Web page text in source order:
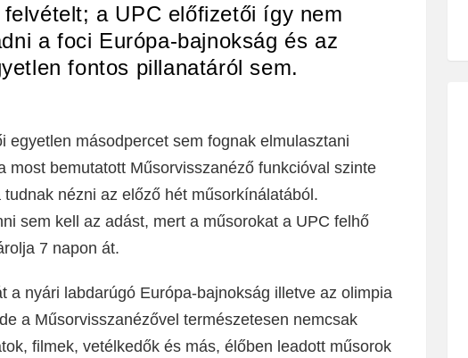
a UPC előfizetői így nem
a foci Európa-bajnokság és az
fontos pillanatáról sem.
egyetlen másodpercet sem fognak elmulasztani
most bemutatott Műsorvisszanéző funkcióval szinte
nézni az előző hét műsorkínálatából.
sem kell az adást, mert a műsorokat a UPC felhő
7 napon át.
a nyári labdarúgó Európa-bajnokság illetve az olimpia
a Műsorvisszanézővel természetesen nemcsak
filmek, vetélkedők és más, élőben leadott műsorok